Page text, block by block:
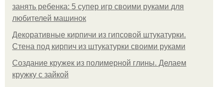
занять ребенка: 5 супер игр своими руками для
любителей машинок
Декоративные кирпичи из гипсовой штукатурки.
Стена под кирпич из штукатурки своими руками
Создание кружек из полимерной глины. Делаем
кружку с зайкой